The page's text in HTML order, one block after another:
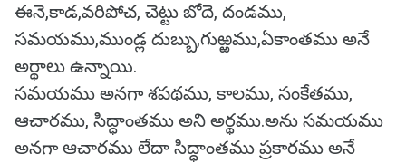
ఈనె,కాడ,వరిపోచ, చెట్టు బోదె, దండము,
సమయము,ముండ్ల దుబ్బు,గుఱ్ఱము,ఏకాంతము అనే
అర్థాలు ఉన్నాయి.
సమయము అనగా శపథము, కాలము, సంకేతము,
ఆచారము, సిద్ధాంతము అని అర్థము.అను సమయము
అనగా ఆచారము లేదా సిద్ధాంతము ప్రకారము అనే